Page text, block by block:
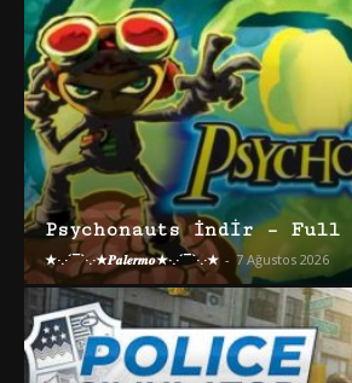
Psychonauts İndir – Full
★·.·´¯`·.·★𝑷𝒂𝒍𝒆𝒓𝒎𝒐★·.·´¯`·.·★ - 7 Ağustos 2026